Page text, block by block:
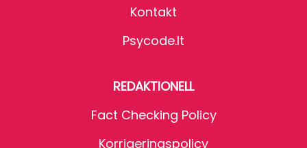
Kontakt
Psycode.it
REDAKTIONELL
Fact Checking Policy
Korrigeringspolicy